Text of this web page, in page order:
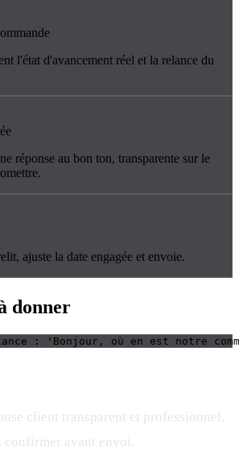
l'état d'avancement réel et la relance du
réponse au bon ton, transparente sur le
ajuste la date engagée et envoie.
donner
: 'Bonjour, où en est notre
client transparent et professionnel,
avant envoi.